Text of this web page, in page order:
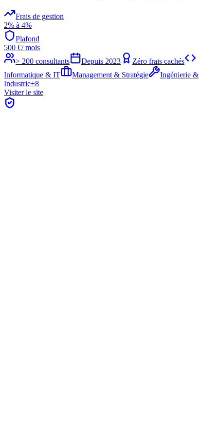
Frais de gestion
2% à 4%
Plafond
500 €/ mois
> 200 consultants
Depuis 2023
Zéro frais cachés
Informatique & IT
Management & Stratégie
Ingénierie &
Industrie+8
Visiter le site